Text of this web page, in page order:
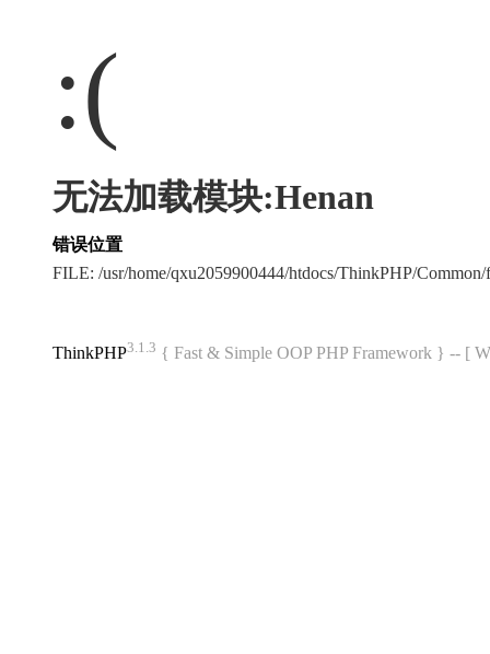
:(
无法加载模块:Henan
错误位置
FILE: /usr/home/qxu2059900444/htdocs/ThinkPHP/
ThinkPHP3.1.3 { Fast & Simple OOP PHP Framework } -- [